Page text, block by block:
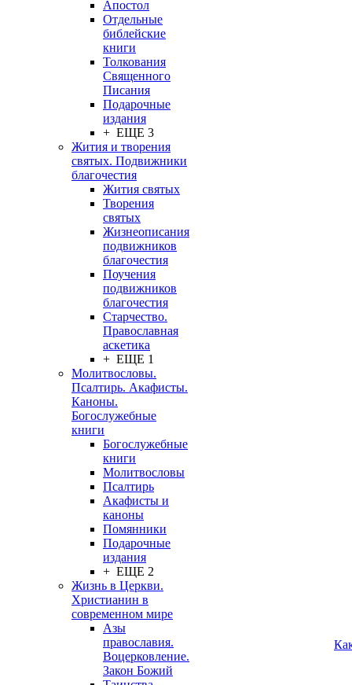
Апостол
Отдельные
библейские
книги
Толкования
Священного
Писания
Подарочные
издания
+ ЕЩЕ 3
Жития и творения
святых. Подвижники
благочестия
Жития святых
Творения
святых
Жизнеописания
подвижников
благочестия
Поучения
подвижников
благочестия
Старчество.
Православная
аскетика
+ ЕЩЕ 1
Молитвословы.
Псалтирь. Акафисты.
Каноны.
Богослужебные
книги
Богослужебные
книги
Молитвословы
Псалтирь
Акафисты и
каноны
Помянники
Подарочные
издания
+ ЕЩЕ 2
Жизнь в Церкви.
Христианин в
современном мире
Азы
православия.
Воцерковление.
Закон Божий